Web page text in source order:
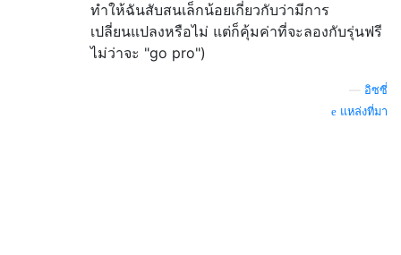
ทำให้ฉันสับสนเล็กน้อยเกี่ยวกับว่ามีการ
เปลี่ยนแปลงหรือไม่ แต่ก็คุ้มค่าที่จะลองกับรุ่นฟรี
ไม่ว่าจะ "go pro")
อิซซี่
แหล่งที่มา